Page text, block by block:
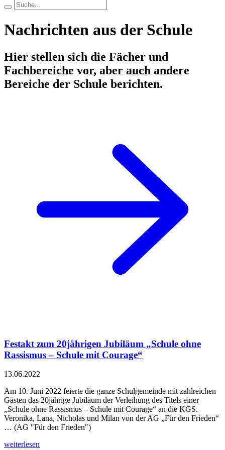
Nachrichten aus der Schule
Hier stellen sich die Fächer und
Fachbereiche vor, aber auch andere
Bereiche der Schule berichten.
Festakt zum 20jährigen Jubiläum „Schule ohne
Rassismus – Schule mit Courage“
13.06.2022
Am 10. Juni 2022 feierte die ganze Schulgemeinde mit zahlreichen
Gästen das 20jährige Jubiläum der Verleihung des Titels einer
„Schule ohne Rassismus – Schule mit Courage“ an die KGS.
Veronika, Lana, Nicholas und Milan von der AG „Für den Frieden“
… (AG "Für den Frieden")
weiterlesen